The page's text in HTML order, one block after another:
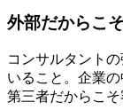
外部だからこ
コンサルタント
いること。企業
第三者だからこそ